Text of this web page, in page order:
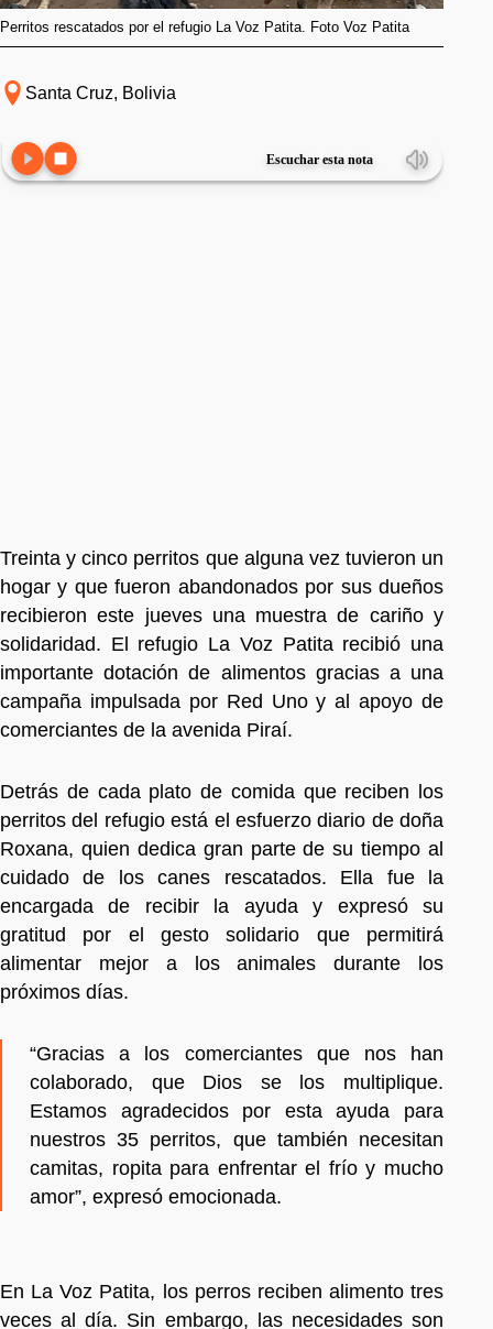
Perritos rescatados por el refugio La Voz Patita. Foto Voz Patita
Santa Cruz, Bolivia
Escuchar esta nota
Treinta y cinco perritos que alguna vez tuvieron un
hogar y que fueron abandonados por sus dueños
recibieron este jueves una muestra de cariño y
solidaridad. El refugio La Voz Patita recibió una
importante dotación de alimentos gracias a una
campaña impulsada por Red Uno y al apoyo de
comerciantes de la avenida Piraí.
Detrás de cada plato de comida que reciben los
perritos del refugio está el esfuerzo diario de doña
Roxana, quien dedica gran parte de su tiempo al
cuidado de los canes rescatados. Ella fue la
encargada de recibir la ayuda y expresó su
gratitud por el gesto solidario que permitirá
alimentar mejor a los animales durante los
próximos días.
“Gracias a los comerciantes que nos han
colaborado, que Dios se los multiplique.
Estamos agradecidos por esta ayuda para
nuestros 35 perritos, que también necesitan
camitas, ropita para enfrentar el frío y mucho
amor”, expresó emocionada.
En La Voz Patita, los perros reciben alimento tres
veces al día. Sin embargo, las necesidades son